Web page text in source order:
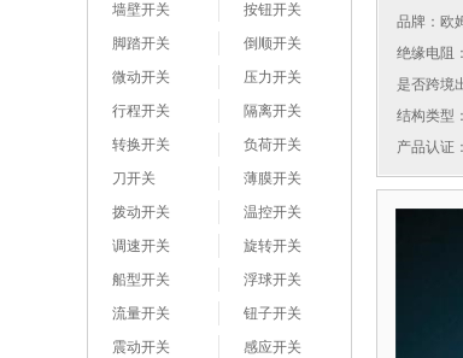
墙壁开关
按钮开关
脚踏开关
倒顺开关
微动开关
压力开关
行程开关
隔离开关
转换开关
负荷开关
刀开关
薄膜开关
拨动开关
温控开关
调速开关
旋转开关
船型开关
浮球开关
流量开关
钮子开关
震动开关
感应开关
品牌： 欧
绝缘电阻
是否跨境
结构类型
产品认证